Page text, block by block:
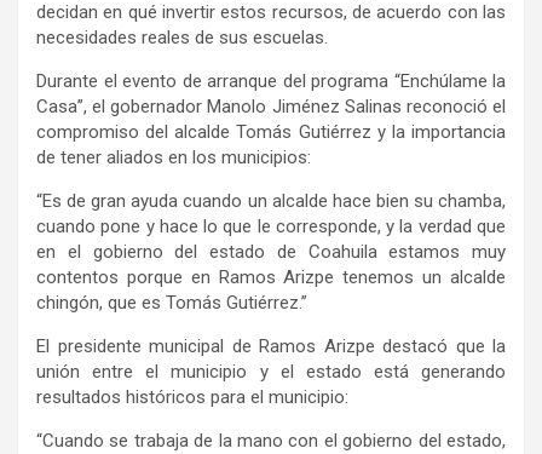
decidan en qué invertir estos recursos, de acuerdo con las
necesidades reales de sus escuelas.
Durante el evento de arranque del programa “Enchúlame la
Casa”, el gobernador Manolo Jiménez Salinas reconoció el
compromiso del alcalde Tomás Gutiérrez y la importancia
de tener aliados en los municipios:
“Es de gran ayuda cuando un alcalde hace bien su chamba,
cuando pone y hace lo que le corresponde, y la verdad que
en el gobierno del estado de Coahuila estamos muy
contentos porque en Ramos Arizpe tenemos un alcalde
chingón, que es Tomás Gutiérrez.”
El presidente municipal de Ramos Arizpe destacó que la
unión entre el municipio y el estado está generando
resultados históricos para el municipio:
“Cuando se trabaja de la mano con el gobierno del estado,